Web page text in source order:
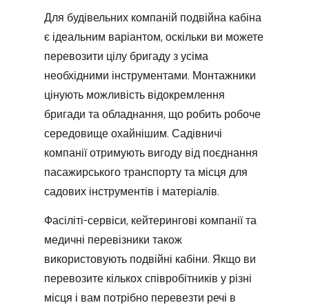
Для будівельних компаній подвійна кабіна
є ідеальним варіантом, оскільки ви можете
перевозити цілу бригаду з усіма
необхідними інструментами. Монтажники
цінують можливість відокремлення
бригади та обладнання, що робить робоче
середовище охайнішим. Садівничі
компанії отримують вигоду від поєднання
пасажирського транспорту та місця для
садових інструментів і матеріалів.
Фасіліті-сервіси, кейтерингові компанії та
медичні перевізники також
використовують подвійні кабіни. Якщо ви
перевозите кількох співробітників у різні
місця і вам потрібно перевезти речі в